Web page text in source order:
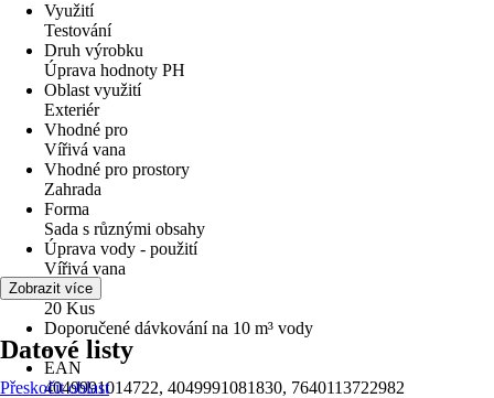
Využití
Testování
Druh výrobku
Úprava hodnoty PH
Oblast využití
Exteriér
Vhodné pro
Vířivá vana
Vhodné pro prostory
Zahrada
Forma
Sada s různými obsahy
Úprava vody - použití
Vířivá vana
Obsah
20 Kus
Doporučené dávkování na 10 m³ vody
-
EAN
4049991014722, 4049991081830, 7640113722982
Zobrazit více
Datové listy
Přeskočit oblast